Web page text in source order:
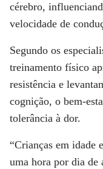
cérebro,
velocidade de
Segundo os
treinamento físico
resistência e
cognição, o bem-
tolerância à dor.
“Crianças em idade
uma hora por dia